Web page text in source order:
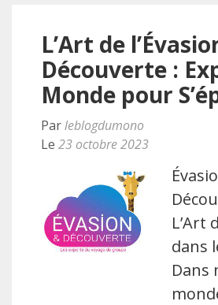
L’Art de
Découverte :
Monde pour
Parleblogdumono
Le 23 octobre 2023
L’Art
dans
Dans